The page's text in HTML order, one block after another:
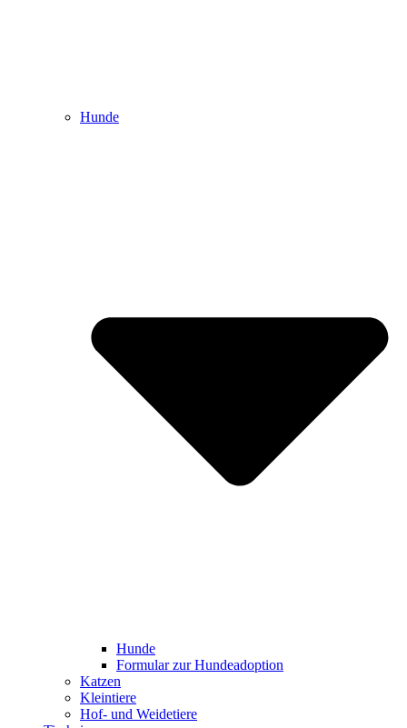
Hunde
Hunde
Formular zur Hundeadoption
Katzen
Kleintiere
Hof- und Weidetiere